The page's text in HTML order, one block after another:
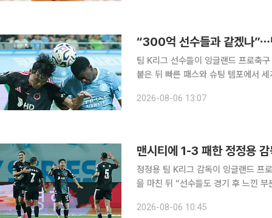
“300억 선수들과 같겠나”⋯
팀 K리그 선수들이 잉글랜드 프로축
붙은 뒤 빠른 패스와 슈팅 템포에서 세계
체감온도가 34도에 육박한 무더위
2026-08-06 13:07
맨시티에 1-3 패한 정정용
정정용 팀 K리그 감독이 잉글랜드 프
을 마친 뒤 “선수들도 경기 후 느낀
기에서 맨시티에 1-3으로 패한 뒤 기
2026-08-06 10:45